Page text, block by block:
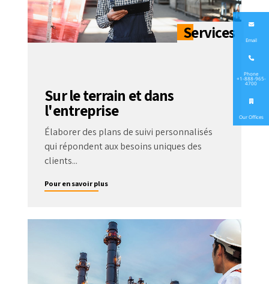
Sur le terrain et dans
l'entreprise
Élaborer des plans de suivi personnalisés
qui répondent aux besoins uniques des
clients...
Pour en savoir plus
Email
Phone
+1-888-965-
4700
Our Offices